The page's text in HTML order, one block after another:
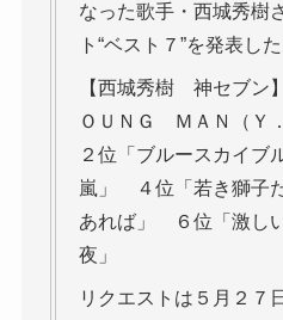
なった歌手・西城秀樹
ト“ベスト７”を発表した
【西城秀樹 神セブン
ＯＵＮＧ ＭＡＮ（Ｙ
２位「ブルースカイ
嵐」 ４位「若き獅子
あれば」 ６位「激し
夜」
リクエストは５月２７